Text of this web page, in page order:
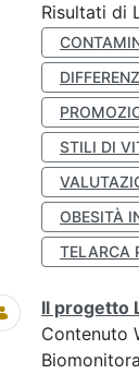
Risultati di
STILI DI
OBESITÀ
TELARCA
Il progetto
Contenuto